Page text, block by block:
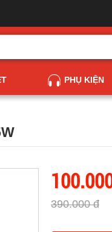
PHỤ KIỆN
390.000 đ